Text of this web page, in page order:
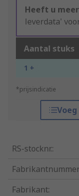
Heeft u
leverdata'
Aantal stuks
1 +
*prijsindicatie
RS-stocknr.:
Fabrikant: